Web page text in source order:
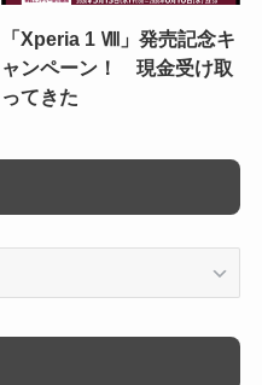
「Xperia 1 Ⅷ」発売記念キ
ャンペーン！ 現金受け取
ってきた